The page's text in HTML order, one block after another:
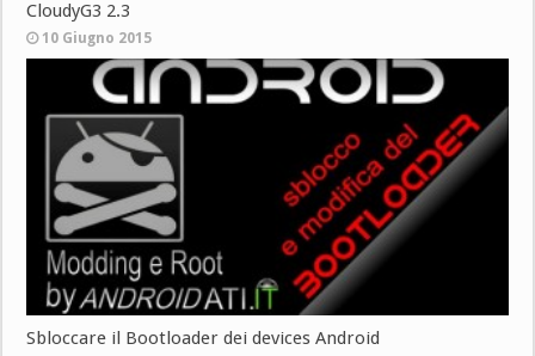
CloudyG3 2.3
10 Giugno 2015
Sbloccare il Bootloader dei devices Android